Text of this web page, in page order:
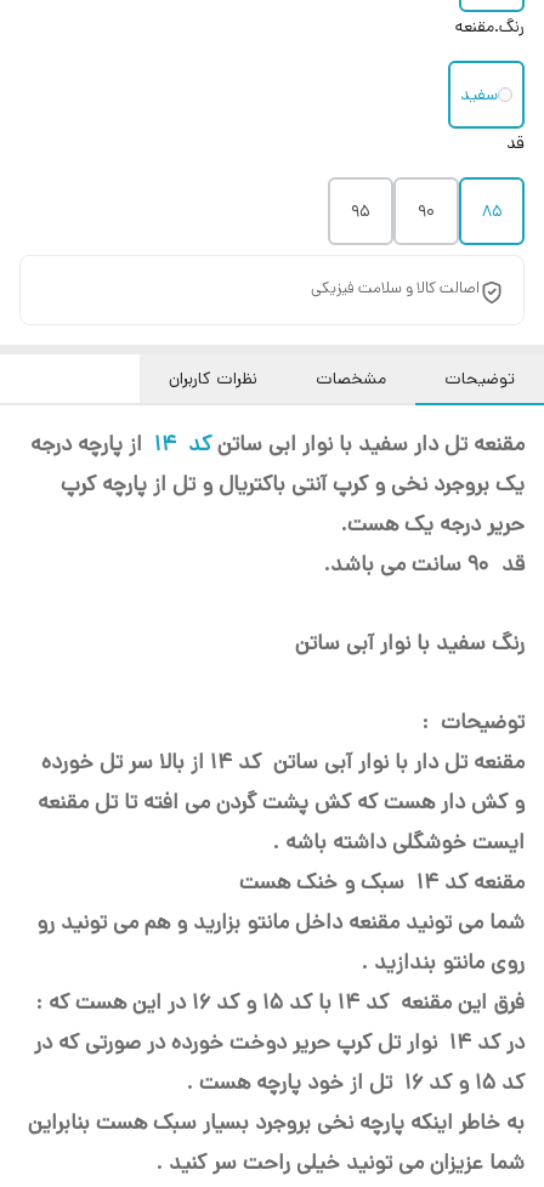
رنگ.مقنعه
سفید
قد
۸۵ ۹۰ 95
اصالت کالا و سلامت فیزیکی
توضیحات مشخصات نظرات کاربران
مقنعه تل دار سفید با نوار ابی ساتنکد 14
از پارچه درجه
یک بروجرد نخی و کرپ آنتی باکتریال و تل از پارچه کرپ
حریر درجه یک هست.
قد 90 سانت می باشد.
رنگ سفید با نوار آبی ساتن
توضیحات :
مقنعه تل دار با نوار آبی ساتن کد 14 از بالا سر تل خورده
و کش دار هست که کش پشت گردن می افته تا تل مقنعه
ایست خوشگلی داشته باشه .
مقنعه کد 14 سبک و خنک هست
شما می تونید مقنعه داخل مانتو بزارید و هم می تونید رو
روی مانتو بندازید .
فرق این مقنعه کد 14 با کد 15 و کد 16 در این هست که :
در کد 14 نوار تل کرپ حریر دوخت خورده در صورتی که در
کد 15 و کد 16 تل از خود پارچه هست .
به خاطر اینکه پارچه نخی بروجرد بسیار سبک هست بنابراین
شما عزیزان می تونید خیلی راحت سر کنید .